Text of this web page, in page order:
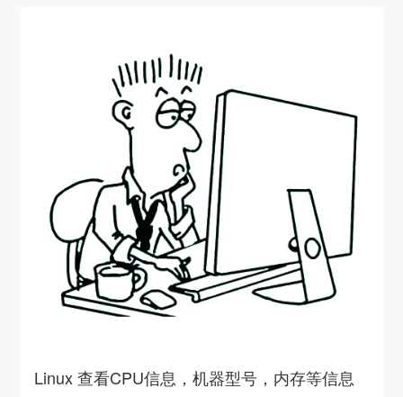
Linux 查看CPU信息，机器型号，内存等信息